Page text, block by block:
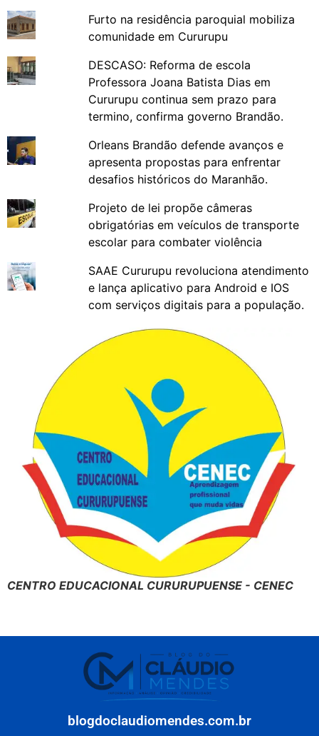
Furto na residência paroquial mobiliza
comunidade em Cururupu
DESCASO: Reforma de escola
Professora Joana Batista Dias em
Cururupu continua sem prazo para
termino, confirma governo Brandão.
Orleans Brandão defende avanços e
apresenta propostas para enfrentar
desafios históricos do Maranhão.
Projeto de lei propõe câmeras
obrigatórias em veículos de transporte
escolar para combater violência
SAAE Cururupu revoluciona atendimento
e lança aplicativo para Android e IOS
com serviços digitais para a população.
CENTRO EDUCACIONAL CURURUPUENSE - CENEC
blogdoclaudiomendes.com.br